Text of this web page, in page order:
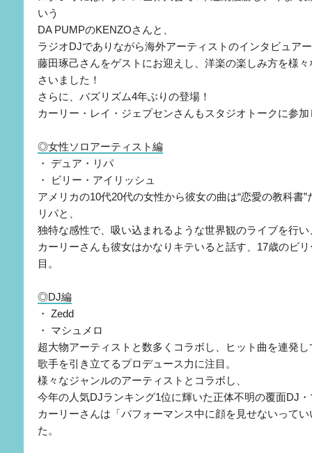
いう
DA PUMPのKENZOさんと、
ラジオDJでありながら海外アーティストのインタビュア
藤田琢己さんをゲストにお迎えし、洋楽の楽しみ方を様
さいました！
さらに、バズリズム4年ぶりの登場！
カーリー・レイ・ジェプセンさんもスタジオトークに参
◎女性ソロアーティスト編
・ デュア・リパ
・ ビリー・アイリッシュ
アメリカの10代20代の女性から彼女の曲は“恋愛の教科書
リパと、
独特な感性で、吸い込まれるような世界観のライブを行い
カーリーさんも彼女はかなりキテいると話す、17歳のビ
目。
◎DJ編
・ Zedd
・ マシュメロ
超大物アーティストと数多くコラボし、ヒット曲を連発し
歌手を引き立てるプロデュース力に注目。
様々なジャンルのアーティストとコラボし、
今年の人気DJランキング1位に輝いた正体不明の覆面DJ
カーリーさんは「パフォーマンス中に顔を見せないって
た。